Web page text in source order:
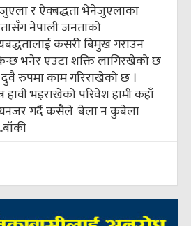
र ऐक्बद्धता भेनेजुएलाका
नेपाली जनताको
कसरी बिमुख गराउन
भनेर एउटा शक्ति लागिरखेको छ
दुवै रुपमा काम गरिराखेको छ ।
हावी भइराखेको परिवेश हामी कहाँ
गर्दै कसैले 'बेला न कुबेला
बाँकी